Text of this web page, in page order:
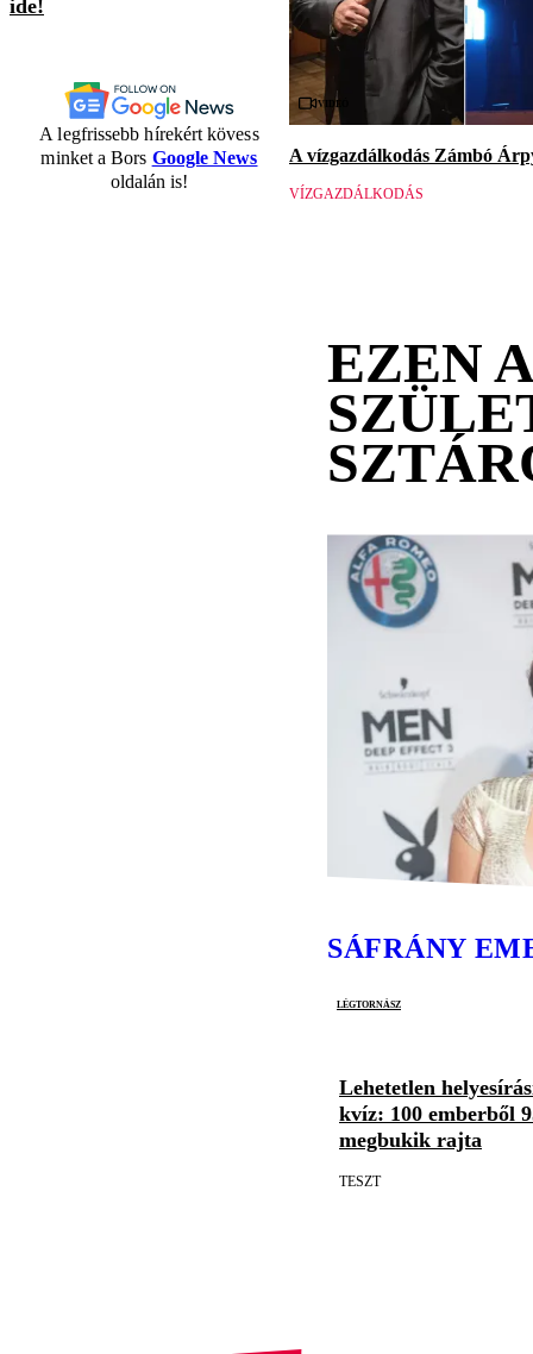
ide!
A legfrissebb hírekért kövess
minket a Bors Google News
oldalán is!
Videó
A vízgazdálkodás Zámbó
VÍZGAZDÁLKODÁS
EZEN
SÁFRÁNY
légtornász
Lehetetlen
kvíz: 100 emberből
megbukik rajta
TESZT